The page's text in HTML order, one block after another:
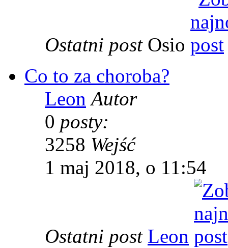
Ostatni post Osio
Co to za choroba?
Leon Autor
0 posty:
3258 Wejść
1 maj 2018, o 11:54
Ostatni post Leon